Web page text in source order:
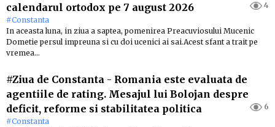
calendarul ortodox pe 7 august 2026
4
#Constanta
In aceasta luna, in ziua a saptea, pomenirea Preacuviosului Mucenic
Dometie persul impreuna si cu doi ucenici ai sai.Acest sfant a trait pe
vremea…
#Ziua de Constanta - Romania este evaluata de
agentiile de rating. Mesajul lui Bolojan despre
deficit, reforme si stabilitatea politica
6
#Constanta